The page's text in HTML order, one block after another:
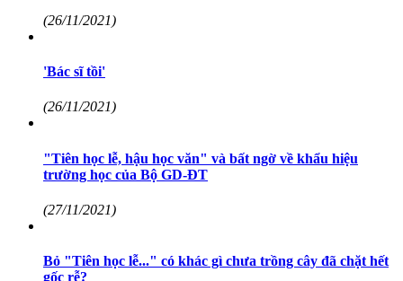
(26/11/2021)
'Bác sĩ tồi'
(26/11/2021)
"Tiên học lễ, hậu học văn" và bất ngờ về khẩu hiệu
trường học của Bộ GD-ĐT
(27/11/2021)
Bỏ "Tiên học lễ..." có khác gì chưa trồng cây đã chặt hết
gốc rễ?